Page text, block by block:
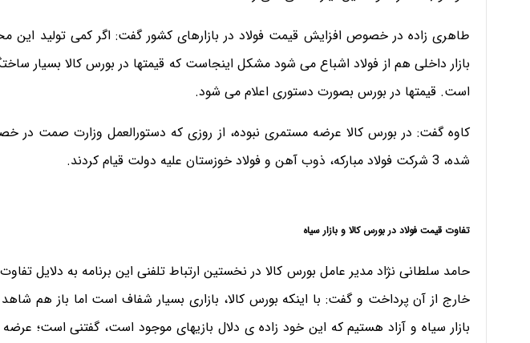
طاهری زاده در خصوص افزایش قیمت فولاد در بازارهای کشور گفت: اگر کمی تولید این
بازار داخلی هم از فولاد اشباع می شود مشکل اینجاست که قیمتها در بورس کالا بسیار
است. قیمتها در بورس بصورت دستوری اعلام می شود.
کاوه گفت: در بورس کالا عرضه مستمری نبوده، از روزی که دستورالعمل وزارت صمت در
شده، 3 شرکت فولاد مبارکه، ذوب آهن و فولاد خوزستان علیه دولت قیام کردند.
تفاوت قیمت فولاد در بورس کالا و بازار سیاه
حامد سلطانی نژاد مدیر عامل بورس کالا در نخستین ارتباط تلفنی این برنامه به دلایل
خارج از آن پرداخت و گفت: با اینکه بورس کالا، بازاری بسیار شفاف است اما باز هم
بازار سیاه و آزاد هستیم که این خود زاده ی دلال بازیهای موجود است، گفتنی است؛